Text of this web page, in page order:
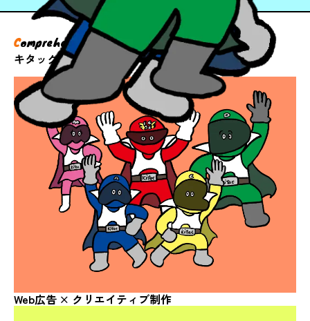
ComprehensiveGrowth solutions
キタックのサービス
Web広告 × クリエイティブ制作